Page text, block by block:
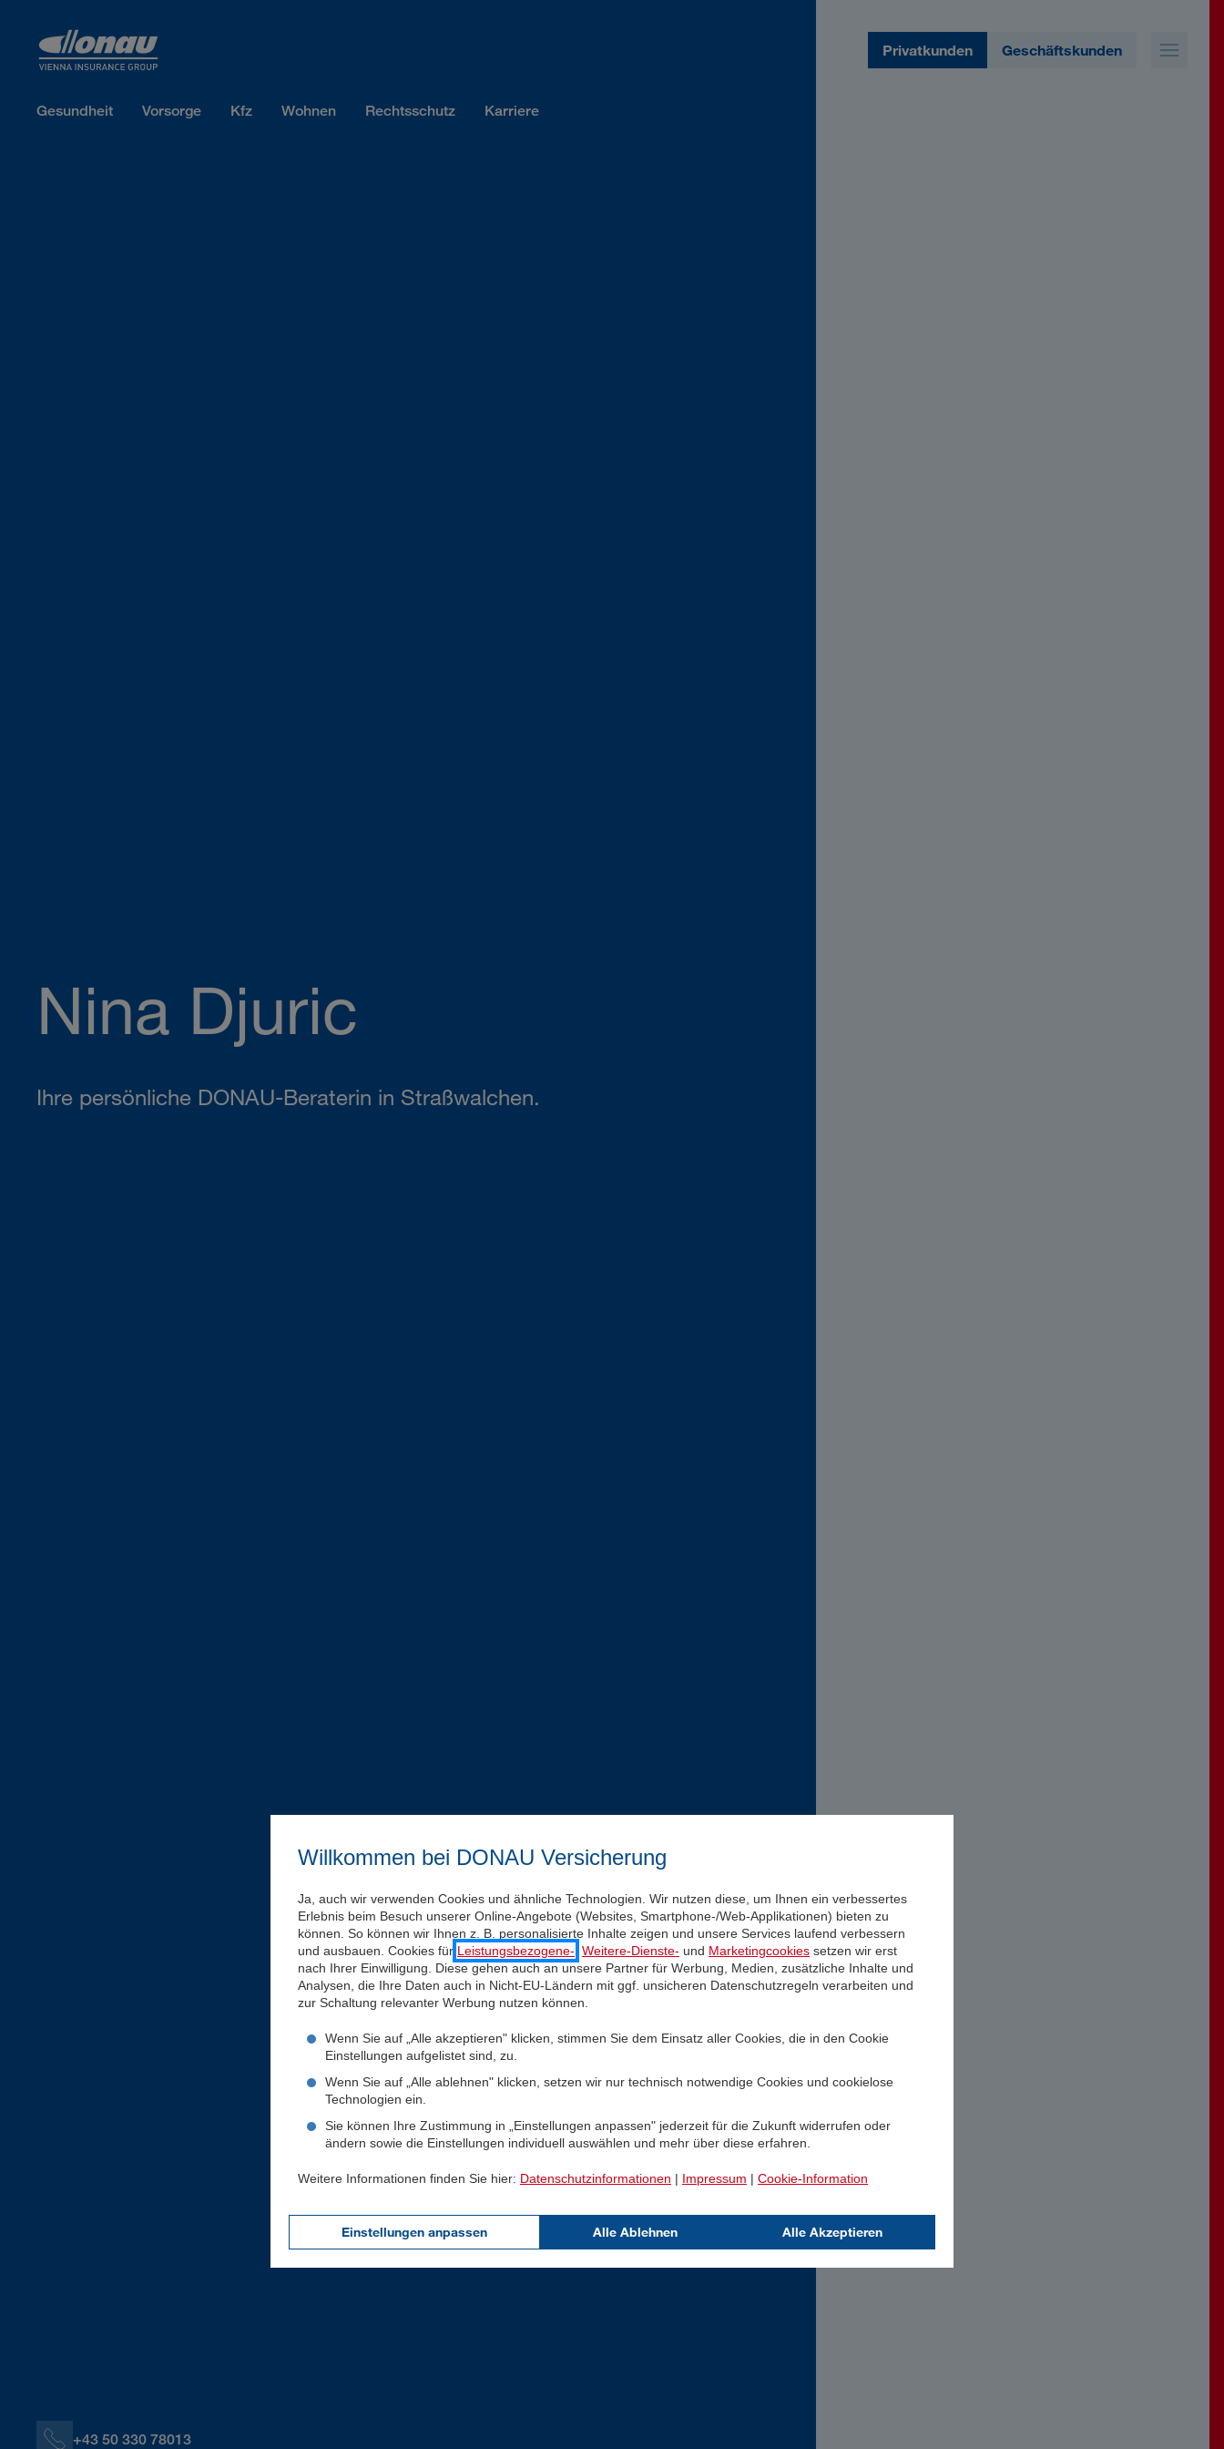
Willkommen bei DONAU Versicherung
Ja, auch wir verwenden Cookies und ähnliche Technologien. Wir nutzen diese, um Ihnen ein verbessertes
Erlebnis beim Besuch unserer Online-Angebote (Websites, Smartphone-/Web-Applikationen) bieten zu
können. So können wir Ihnen z. B. personalisierte Inhalte zeigen und unsere Services laufend verbessern
und ausbauen. Cookies für Leistungsbezogene- Weitere-Dienste- und Marketingcookies setzen wir erst
nach Ihrer Einwilligung. Diese gehen auch an unsere Partner für Werbung, Medien, zusätzliche Inhalte und
Analysen, die Ihre Daten auch in Nicht-EU-Ländern mit ggf. unsicheren Datenschutzregeln verarbeiten und
zur Schaltung relevanter Werbung nutzen können.
Wenn Sie auf „Alle akzeptieren" klicken, stimmen Sie dem Einsatz aller Cookies, die in den Cookie
Einstellungen aufgelistet sind, zu.
Wenn Sie auf „Alle ablehnen" klicken, setzen wir nur technisch notwendige Cookies und cookielose
Technologien ein.
Sie können Ihre Zustimmung in „Einstellungen anpassen" jederzeit für die Zukunft widerrufen oder
ändern sowie die Einstellungen individuell auswählen und mehr über diese erfahren.
Weitere Informationen finden Sie hier: Datenschutzinformationen | Impressum | Cookie-Information
Einstellungen anpassen Alle Ablehnen Alle Akzeptieren
Privatkunden Geschäftskunden
Gesundheit Vorsorge Kfz Wohnen Rechtsschutz Karriere
Nina Djuric
Ihre persönliche DONAU-Beraterin in Straßwalchen.
+43 50 330 78013